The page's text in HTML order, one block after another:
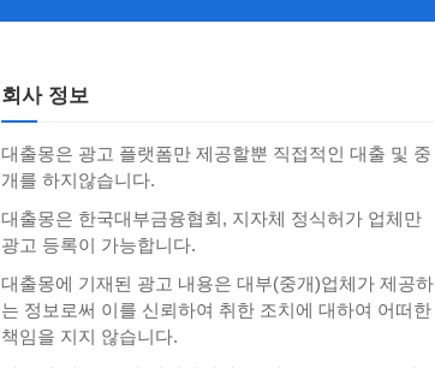
회사 정보
대출몽은 광고 플랫폼만 제공할뿐 직접적인 대출 및 중
개를 하지않습니다.
대출몽은 한국대부금융협회, 지자체 정식허가 업체만
광고 등록이 가능합니다.
대출몽에 기재된 광고 내용은 대부(중개)업체가 제공하
는 정보로써 이를 신뢰하여 취한 조치에 대하여 어떠한
책임을 지지 않습니다.